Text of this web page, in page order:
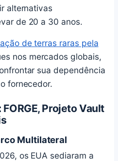
alternativas
de 20 a 30 anos.
de terras raras pela
nos mercados globais,
sua dependência
fornecedor.
Projeto Vault
Multilateral
os EUA sediaram a